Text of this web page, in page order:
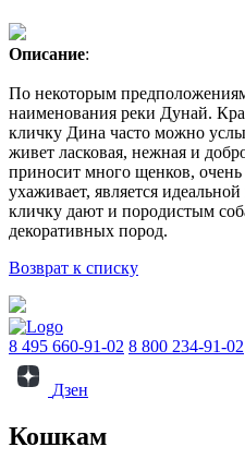
Описание:
По некоторым
наименования реки Дунай.
кличку Дина часто можно
живет ласковая, нежная и
приносит много щенков,
ухаживает, является
кличку дают и породистым
декоративных пород.
Возврат к списку
8 495 660-91-02 8 800 234-91-02
Дзен
Кошкам